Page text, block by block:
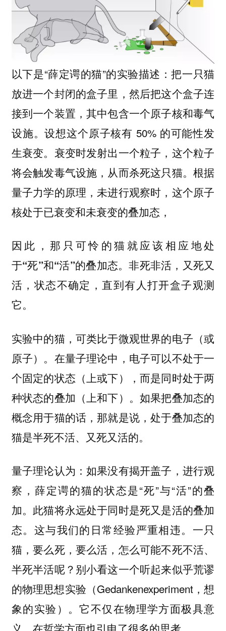
以下是“薛定谔的猫”的实验描述：把一只猫
放进一个封闭的盒子里，然后把这个盒子连
接到一个装置，其中包含一个原子核和毒气
设施。设想这个原子核有 50% 的可能性发
生衰变。衰变时发射出一个粒子，这个粒子
将会触发毒气设施，从而杀死这只猫。根据
量子力学的原理，未进行观察时，这个原子
核处于已衰变和未衰变的叠加态，
因此，那只可怜的猫就应该相应地处
于“死”和“活”的叠加态。非死非活，又死又
活，状态不确定，直到有人打开盒子观测
它。
实验中的猫，可类比于微观世界的电子（或
原子）。在量子理论中，电子可以不处于一
个固定的状态（上或下），而是同时处于两
种状态的叠加（上和下）。如果把叠加态的
概念用于猫的话，那就是说，处于叠加态的
猫是半死不活、又死又活的。
量子理论认为：如果没有揭开盖子，进行观
察，薛定谔的猫的状态是“死”与“活”的叠
加。此猫将永远处于同时是死又是活的叠加
态。这与我们的日常经验严重相违。一只
猫，要么死，要么活，怎么可能不死不活、
半死半活呢？别小看这一个听起来似乎荒谬
的物理思想实验（Gedankenexperiment，想
象的实验）。它不仅在物理学方面极具意